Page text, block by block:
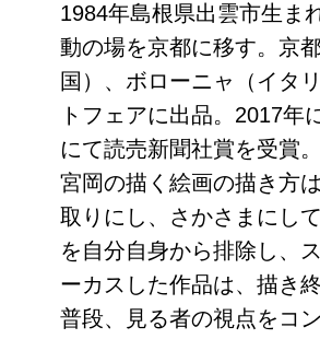
1984年島根県出雲市生ま
動の場を京都に移す。京
国）、ボローニャ（イタ
トフェアに出品。 2017年
にて読売新聞社賞を受賞
宮岡の描く絵画の描き方
取りにし、さかさまにし
を自分自身から排除し、
ーカスした作品は、描き
普段、見る者の視点をコ